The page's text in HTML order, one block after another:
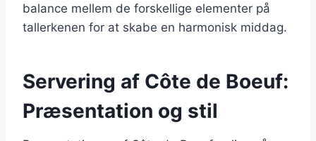
balance mellem de forskellige elementer på
tallerkenen for at skabe en harmonisk middag.
Servering af Côte de Boeuf:
Præsentation og stil